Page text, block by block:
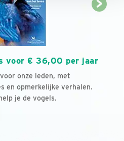
voor € 36,00 per jaar
onze leden, met
en opmerkelijke verhalen.
je de vogels.